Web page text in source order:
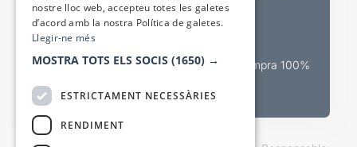
Valora espectacles
Canal oficial de venda teatral Compra 100%
nostre lloc web, accepteu totes les galetes
d’acord amb la nostra Política de galetes.
Llegir-ne més
MOSTRA TOTS ELS SOCIS (1650) →
ESTRICTAMENT NECESSÀRIES
RENDIMENT